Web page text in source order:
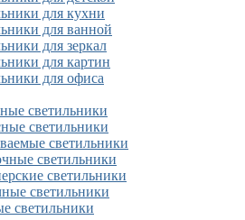
для кухни
для ванной
для зеркал
для картин
для офиса
светильники
светильники
светильники
светильники
светильники
светильники
светильники